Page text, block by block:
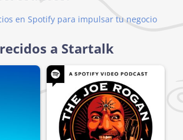
en Spotify para impulsar tu negocio
a Startalk